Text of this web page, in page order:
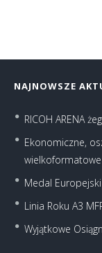
NAJNOWSZE
RICOH ARENA
Ekonomiczne,
wielkoformatowe
Medal
Linia Roku A3
Wyjątkowe